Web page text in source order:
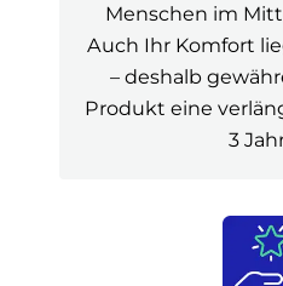
Menschen im
Auch Ihr Komfort
– deshalb
Produkt eine
3